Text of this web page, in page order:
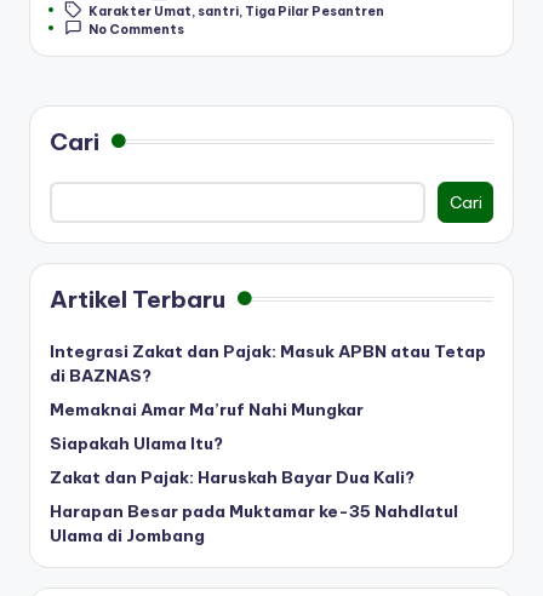
byTags:Karakter Umat, santri, Tiga Pilar Pesantren
No Comments
Cari
Cari
Artikel Terbaru
Integrasi Zakat dan Pajak: Masuk APBN atau Tetap
di BAZNAS?
Memaknai Amar Ma’ruf Nahi Mungkar
Siapakah Ulama Itu?
Zakat dan Pajak: Haruskah Bayar Dua Kali?
Harapan Besar pada Muktamar ke-35 Nahdlatul
Ulama di Jombang